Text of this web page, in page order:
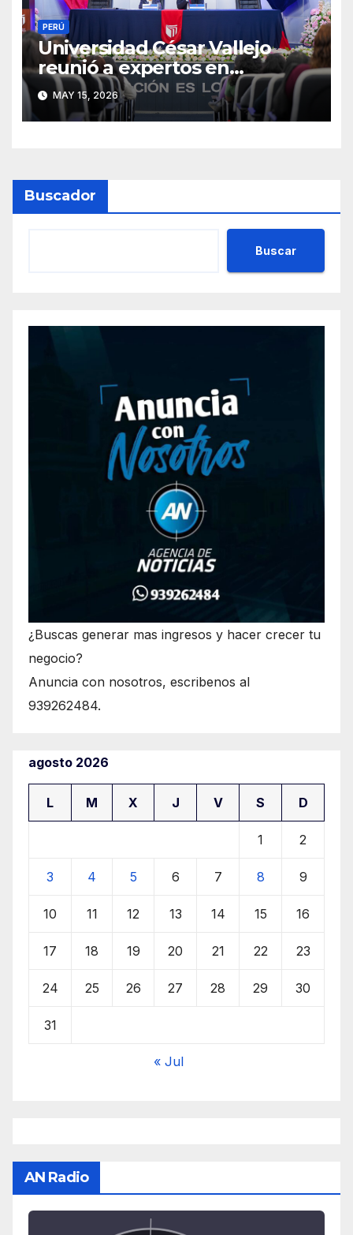
PERÚ
Universidad César Vallejo
reunió a expertos en
psicología forense y
prevención de la violencia en
seminario internacional
MAY 15, 2026
Buscador
Buscar
¿Buscas generar mas ingresos y hacer crecer tu
negocio?
Anuncia con nosotros, escribenos al
939262484.
agosto 2026
L M X J V S D
1 2
3 4 5 6 7 8 9
10 11 12 13 14 15 16
17 18 19 20 21 22 23
24 25 26 27 28 29 30
31
« Jul
AN Radio